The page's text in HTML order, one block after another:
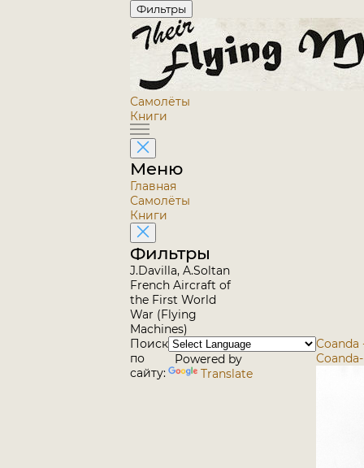
Фильтры
Самолёты
Книги
Меню
Главная
Самолёты
Книги
Фильтры
J.Davilla, A.Soltan
French Aircraft of
the First World
War (Flying
Machines)
Поиск
по
сайту:
Powered by
Translate
Coanda